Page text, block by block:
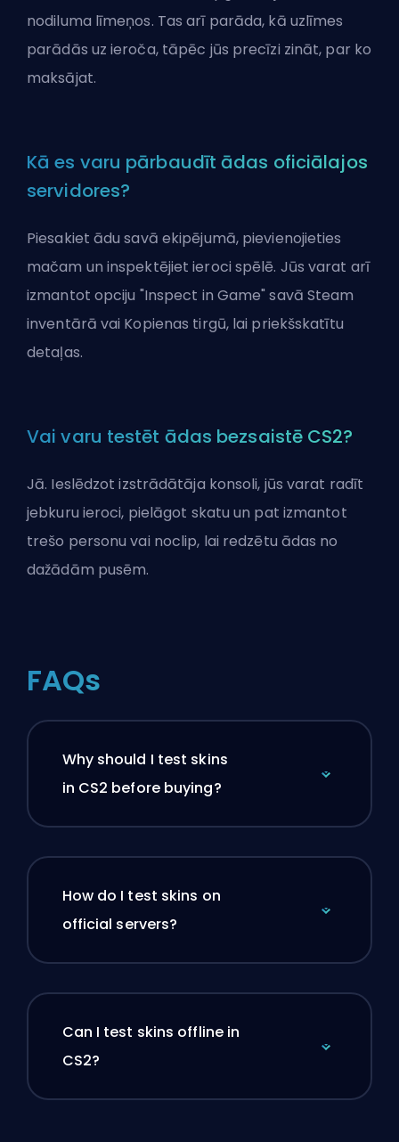
nodiluma līmeņos. Tas arī parāda, kā uzlīmes
parādās uz ieroča, tāpēc jūs precīzi zināt, par ko
maksājat.
Kā es varu pārbaudīt ādas oficiālajos
servidores?
Piesakiet ādu savā ekipējumā, pievienojieties
mačam un inspektējiet ieroci spēlē. Jūs varat arī
izmantot opciju "Inspect in Game" savā Steam
inventārā vai Kopienas tirgū, lai priekšskatītu
detaļas.
Vai varu testēt ādas bezsaistē CS2?
Jā. Ieslēdzot izstrādātāja konsoli, jūs varat radīt
jebkuru ieroci, pielāgot skatu un pat izmantot
trešo personu vai noclip, lai redzētu ādas no
dažādām pusēm.
FAQs
Why should I test skins
in CS2 before buying?
How do I test skins on
official servers?
Can I test skins offline in
CS2?